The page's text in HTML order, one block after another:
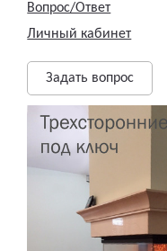
Вопрос/Ответ
Личный кабинет
Задать вопрос